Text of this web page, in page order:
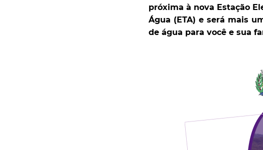
próxima à nova Estação
Água (ETA) e será mais
de água para você e sua